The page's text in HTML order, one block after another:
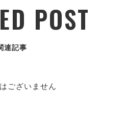
POST
連記事
ございません